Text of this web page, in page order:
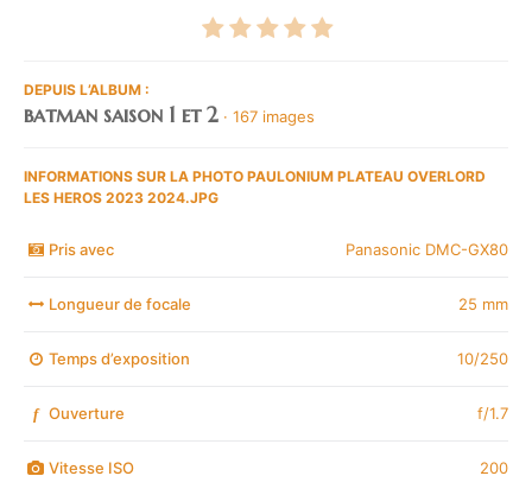
DEPUIS L’ALBUM :
batman saison 1 et 2 · 167 images
INFORMATIONS SUR LA PHOTO PAULONIUM PLATEAU OVERLORD
LES HEROS 2023 2024.JPG
Pris avec Panasonic DMC-GX80
Longueur de focale 25 mm
Temps d’exposition 10/250
f Ouverture f/1.7
Vitesse ISO 200